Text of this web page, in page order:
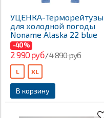
УЦЕНКА-Терморейтузы
для холодной погоды
Noname Alaska 22 blue
-40%
2 990 руб/4 890 руб
В корзину
L XL